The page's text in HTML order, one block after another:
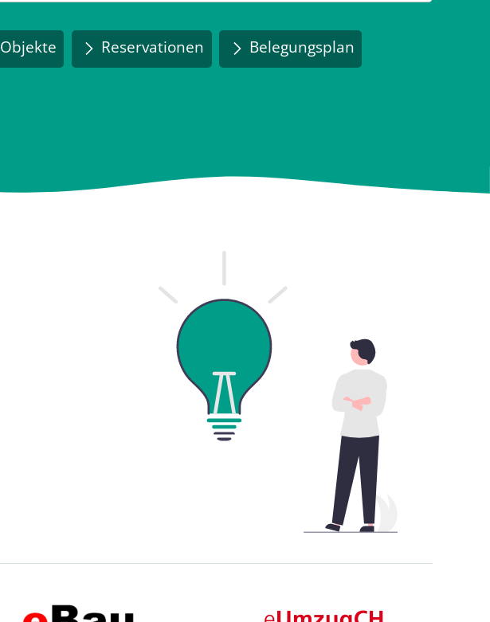
Objekte Reservationen Belegungsplan